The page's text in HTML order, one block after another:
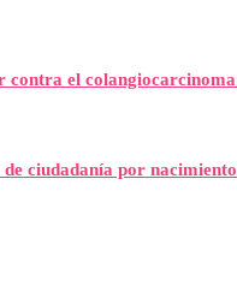
el
ciudadanía por nacimiento